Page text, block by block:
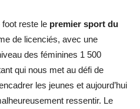
reste le premier sport du
de licenciés, avec une
des féminines 1 500
qui nous met au défi de
les jeunes et aujourd’hui
ressentir. Le